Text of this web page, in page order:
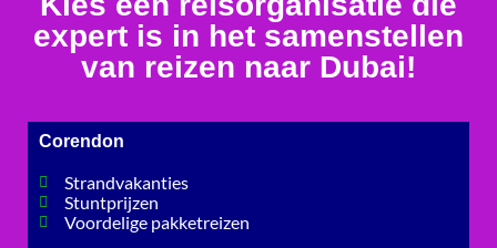
expert is in het samenstellen
van reizen naar Dubai!
Corendon
Strandvakanties
Stuntprijzen
Voordelige pakketreizen